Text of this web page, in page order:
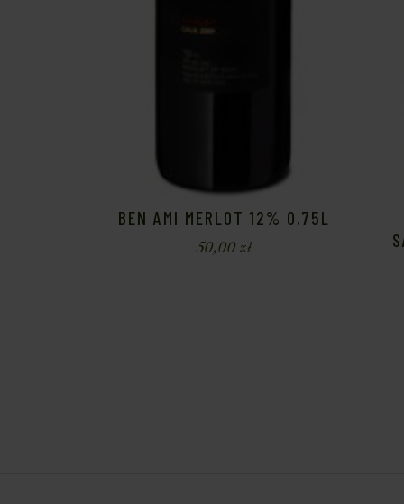
BEN AMI MERLOT 12% 0,75L
50,00zł